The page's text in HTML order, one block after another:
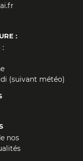
:
:
(suivant météo)
nos